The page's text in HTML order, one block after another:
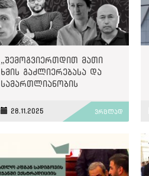
„შემოგვიერთდით მათი
ხმის გაძლიერებასა და
სამართლიანობის
International-ი
პატიმრობაში მყოფ „ოთხ
28.11.2025 ვრცლად